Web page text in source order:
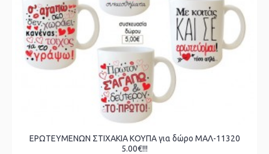
ΕΡΩΤΕΥΜΕΝΩΝ ΣΤΙΧΑΚΙΑ ΚΟΥΠΑ για δώρο ΜΑΛ-11320
5.00€!!!